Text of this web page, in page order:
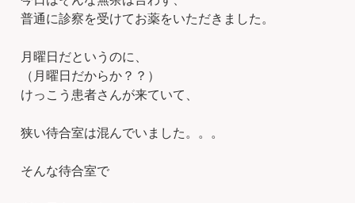
普通に診察を受けてお薬をいただきました。
月曜日だというのに、
（月曜日だからか？？）
けっこう患者さんが来ていて、
狭い待合室は混んでいました。。。
そんな待合室で